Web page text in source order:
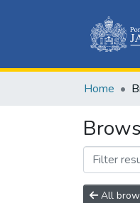
Home
All